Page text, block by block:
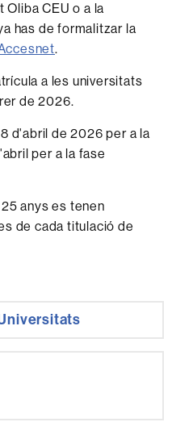
Oliba CEU o a la
has de formalitzar la
.
a les universitats
de 2026.
d'abril de 2026 per a la
per a la fase
anys es tenen
de cada titulació de